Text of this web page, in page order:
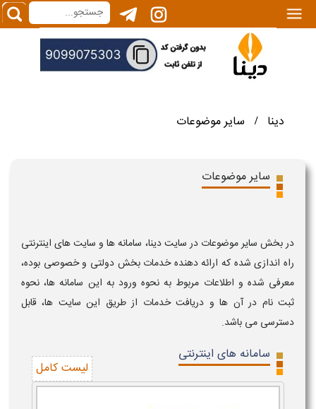
|||
دینا / سایر موضوعات
سایر موضوعات
در بخش سایر موضوعات در سایت دینا، سامانه ها و سایت های اینترنتی
راه اندازی شده که ارائه دهنده خدمات بخش دولتی و خصوصی بوده،
معرفی شده و اطلاعات مربوط به نحوه ورود به این سامانه ها، نحوه
ثبت نام در آن ها و دریافت خدمات از طریق این سایت ها، قابل
دسترسی می باشد.
سامانه های اینترنتی
لیست کامل